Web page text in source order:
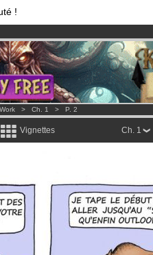
!
mois !Clique ici pour t'abonner
> Ch. 1 > P. 2
Vignettes Ch. 1